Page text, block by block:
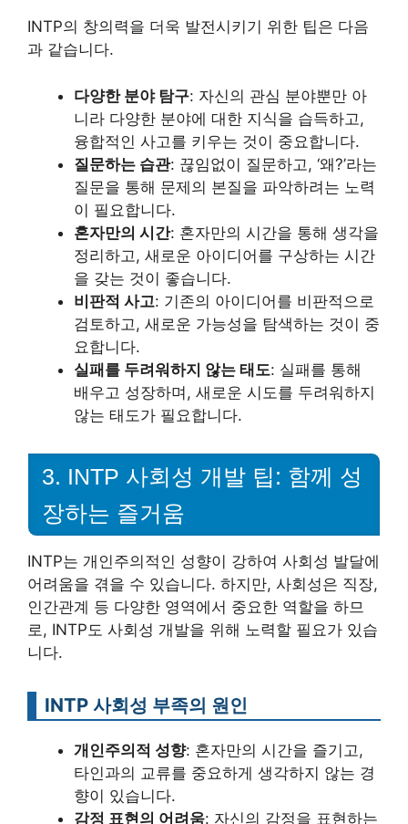
INTP의 창의력을 더욱 발전시키기 위한 팁은 다음
과 같습니다.
다양한 분야 탐구: 자신의 관심 분야뿐만 아
니라 다양한 분야에 대한 지식을 습득하고,
융합적인 사고를 키우는 것이 중요합니다.
질문하는 습관: 끊임없이 질문하고, ‘왜?’라는
질문을 통해 문제의 본질을 파악하려는 노력
이 필요합니다.
혼자만의 시간: 혼자만의 시간을 통해 생각을
정리하고, 새로운 아이디어를 구상하는 시간
을 갖는 것이 좋습니다.
비판적 사고: 기존의 아이디어를 비판적으로
검토하고, 새로운 가능성을 탐색하는 것이 중
요합니다.
실패를 두려워하지 않는 태도: 실패를 통해
배우고 성장하며, 새로운 시도를 두려워하지
않는 태도가 필요합니다.
3. INTP 사회성 개발 팁: 함께 성
장하는 즐거움
INTP는 개인주의적인 성향이 강하여 사회성 발달에
어려움을 겪을 수 있습니다. 하지만, 사회성은 직장,
인간관계 등 다양한 영역에서 중요한 역할을 하므
로, INTP도 사회성 개발을 위해 노력할 필요가 있습
니다.
INTP 사회성 부족의 원인
개인주의적 성향: 혼자만의 시간을 즐기고,
타인과의 교류를 중요하게 생각하지 않는 경
향이 있습니다.
감정 표현의 어려움: 자신의 감정을 표현하는